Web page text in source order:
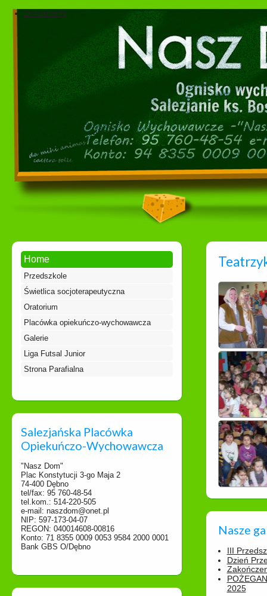
Dokumenty
Home
Przedszkole
Świetlica socjoterapeutyczna
Oratorium
Placówka opiekuńczo-wychowawcza
Galerie
Liga Futsal Junior
Strona Parafialna
Salezjańska Placówka
Opiekuńczo-Wychowawcza
"Nasz Dom"
Plac Konstytucji 3-go Maja 2
74-400 Dębno
tel/fax: 95 760-48-54
tel.kom.: 514-220-505
e-mail: naszdom@onet.pl
NIP: 597-173-04-07
REGON: 040014608-00816
Konto: 71 8355 0009 0053 9584 2000 0001
Bank GBS O/Dębno
Nasze
III
Dzień
2025